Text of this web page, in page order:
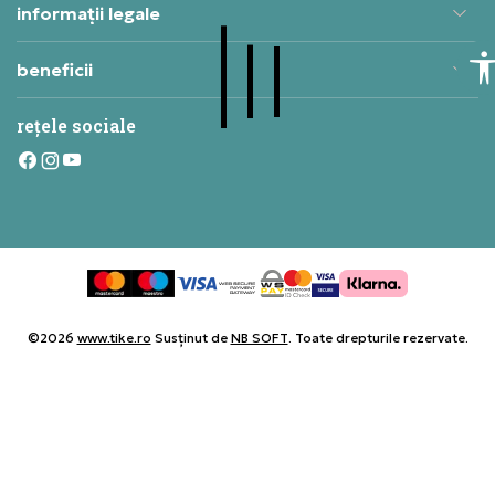
informații legale
beneficii
rețele sociale
©2026 www.tike.ro Susținut de NB SOFT. Toate drepturile rezervate.